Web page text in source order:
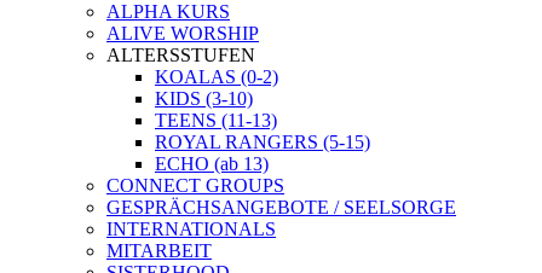
ALPHA KURS
ALIVE WORSHIP
ALTERSSTUFEN
KOALAS (0-2)
KIDS (3-10)
TEENS (11-13)
ROYAL RANGERS (5-15)
ECHO (ab 13)
CONNECT GROUPS
GESPRÄCHSANGEBOTE / SEELSORGE
INTERNATIONALS
MITARBEIT